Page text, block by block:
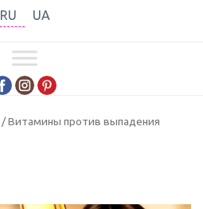
RU UA
/ Витамины против выпадения